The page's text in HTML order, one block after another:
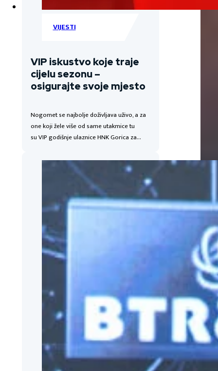
VIJESTI
VIP iskustvo koje traje
cijelu sezonu –
osigurajte svoje mjesto
Nogomet se najbolje doživljava uživo, a za
one koji žele više od same utakmice tu
su VIP godišnje ulaznice HNK Gorica za…